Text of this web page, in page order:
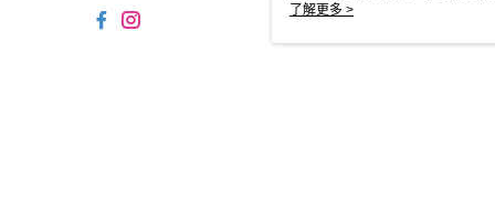
使用 cookie。
了解更多 >